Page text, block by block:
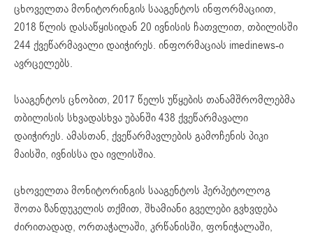
ცხოველთა მონიტორინგის სააგენტოს ინფორმაციით,
2018 წლის დასაწყისიდან 20 ივნისის ჩათვლით, თბილისში
244 ქვეწარმავალი დაიჭირეს. ინფორმაციას imedinews-ი
ავრცელებს.
სააგენტოს ცნობით, 2017 წელს უწყების თანამშრომლებმა
თბილისის სხვადასხვა უბანში 438 ქვეწარმავალი
დაიჭირეს. ამასთან, ქვეწარმავლების გამოჩენის პიკი
მაისში, ივნისსა და ივლისშია.
ცხოველთა მონიტორინგის სააგენტოს ჰერპეტოლოგ
შოთა ზანდუკელის თქმით, შხამიანი გველები გვხვდება
ძირითადად, ორთაჭალაში, კრწანისში, ფონიჭალაში,